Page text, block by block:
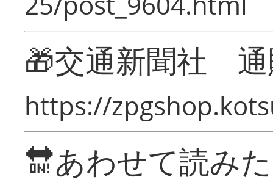
🎁交通新聞社
https://
🔛あわせて読み